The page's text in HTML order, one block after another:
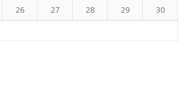
26 27 28 29
30